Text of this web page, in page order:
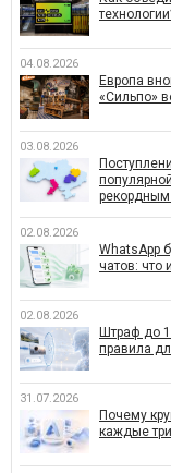
04.08.2026
Европа
«Сильпо»
03.08.2026
рекордным
02.08.2026
WhatsApp
чатов: что
02.08.2026
Штраф до
правила
31.07.2026
Почему
каждые